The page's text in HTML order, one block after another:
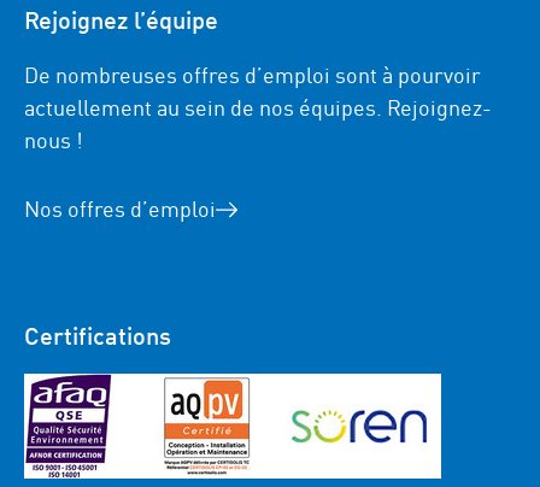
Rejoignez l’équipe
De nombreuses offres d’emploi sont à pourvoir
actuellement au sein de nos équipes. Rejoignez-
nous !
Nos offres d’emploi
Certifications